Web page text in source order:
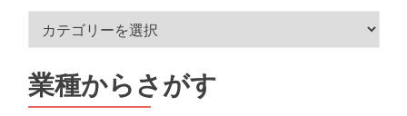
ら
さ
業種からさがす